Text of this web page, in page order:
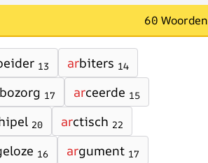
60 Woorden
13 arbiters 14
bozorg 17 arceerde 15
20 arctisch 22
16 argument 17